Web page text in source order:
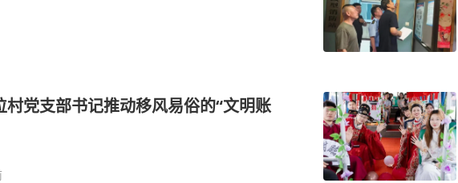
村党支部书记推动移风易俗的“文明账